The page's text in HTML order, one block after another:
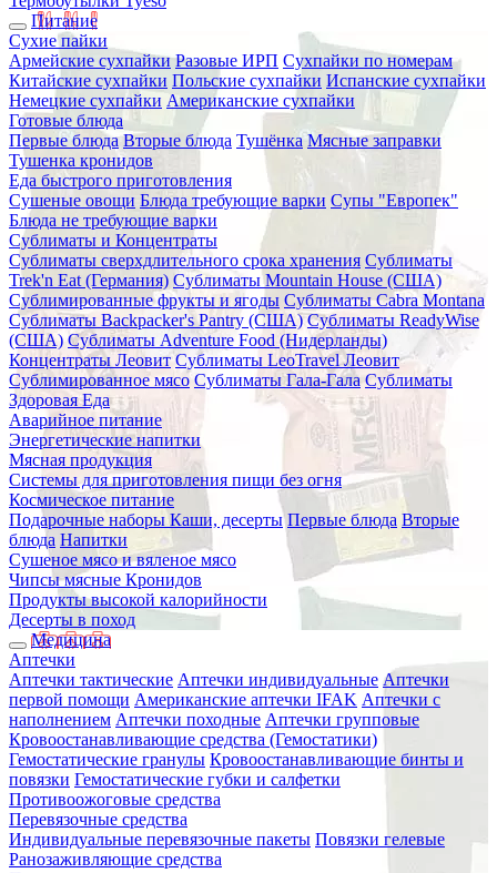
Питание
Сухие пайки
Армейские сухпайки Разовые ИРП Сухпайки по номерам
Китайские сухпайки Польские сухпайки Испанские сухпайки
Немецкие сухпайки Американские сухпайки
Готовые блюда
Первые блюда Вторые блюда Тушёнка Мясные заправки
Тушенка кронидов
Еда быстрого приготовления
Сушеные овощи Блюда требующие варки Супы "Европек"
Блюда не требующие варки
Сублиматы и Концентраты
Сублиматы сверхдлительного срока хранения Сублиматы
Trek'n Eat (Германия) Сублиматы Mountain House (США)
Сублимированные фрукты и ягоды Сублиматы Cabra Montana
Сублиматы Backpacker's Pantry (США) Сублиматы ReadyWise
(США) Сублиматы Adventure Food (Нидерланды)
Концентраты Леовит Сублиматы LeoTravel Леовит
Сублимированное мясо Сублиматы Гала-Гала Сублиматы
Здоровая Еда
Аварийное питание
Энергетические напитки
Мясная продукция
Системы для приготовления пищи без огня
Космическое питание
Подарочные наборы Каши, десерты Первые блюда Вторые
блюда Напитки
Сушеное мясо и вяленое мясо
Чипсы мясные Кронидов
Продукты высокой калорийности
Десерты в поход
Медицина
Аптечки
Аптечки тактические Аптечки индивидуальные Аптечки
первой помощи Американские аптечки IFAK Аптечки с
наполнением Аптечки походные Аптечки групповые
Кровоостанавливающие средства (Гемостатики)
Гемостатические гранулы Кровоостанавливающие бинты и
повязки Гемостатические губки и салфетки
Противоожоговые средства
Перевязочные средства
Индивидуальные перевязочные пакеты Повязки гелевые
Ранозаживляющие средства